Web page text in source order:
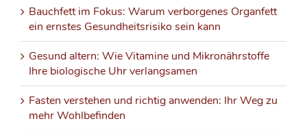
Bauchfett im Fokus: Warum verborgenes Organfett
ein ernstes Gesundheitsrisiko sein kann
Gesund altern: Wie Vitamine und Mikronährstoffe
Ihre biologische Uhr verlangsamen
Fasten verstehen und richtig anwenden: Ihr Weg zu
mehr Wohlbefinden